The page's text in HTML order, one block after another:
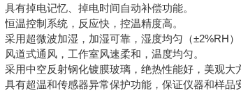
具有掉电记忆、掉电时间自动补偿功能。
恒温控制系统，反应快，控温精度高。
采用超微波加湿，加湿可靠，湿度均匀（±2%RH）
风道式通风，工作室风速柔和，温度均匀。
采用中空反射钢化镀膜玻璃，绝热性能好，美观大
具有超温和传感器异常保护功能，保证仪器和样品